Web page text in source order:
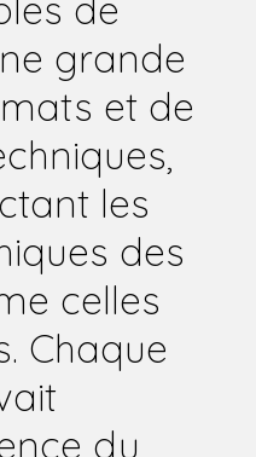
grande
et de
les
des
celles
Chaque
du